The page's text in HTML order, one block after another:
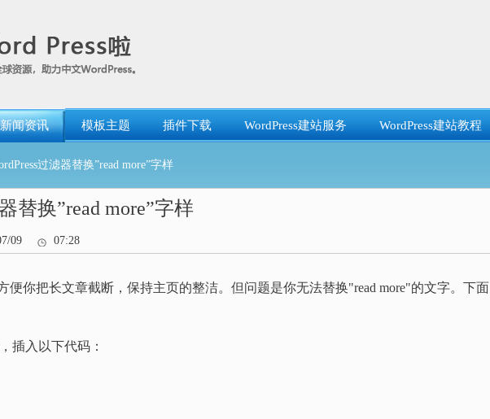
新闻资讯 模板主题 插件下载 WordPress建站服务 WordPress建站教程
过滤器替换”read more”字样
替换”read more”字样
09 07:28
便你把长文章截断，保持主页的整洁。但问题是你无法替换"read more"的文字。下面
插入以下代码：